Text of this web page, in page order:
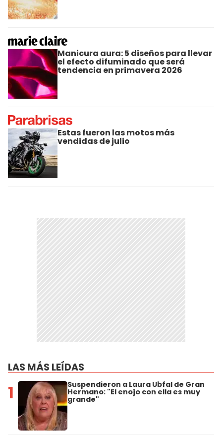
Manicura aura: 5 diseños para llevar
el efecto difuminado que será
tendencia en primavera 2026
Estas fueron las motos más
vendidas de julio
LAS MÁS LEÍDAS
1 Suspendieron a Laura Ubfal de Gran
Hermano: "El enojo con ella es muy
grande"